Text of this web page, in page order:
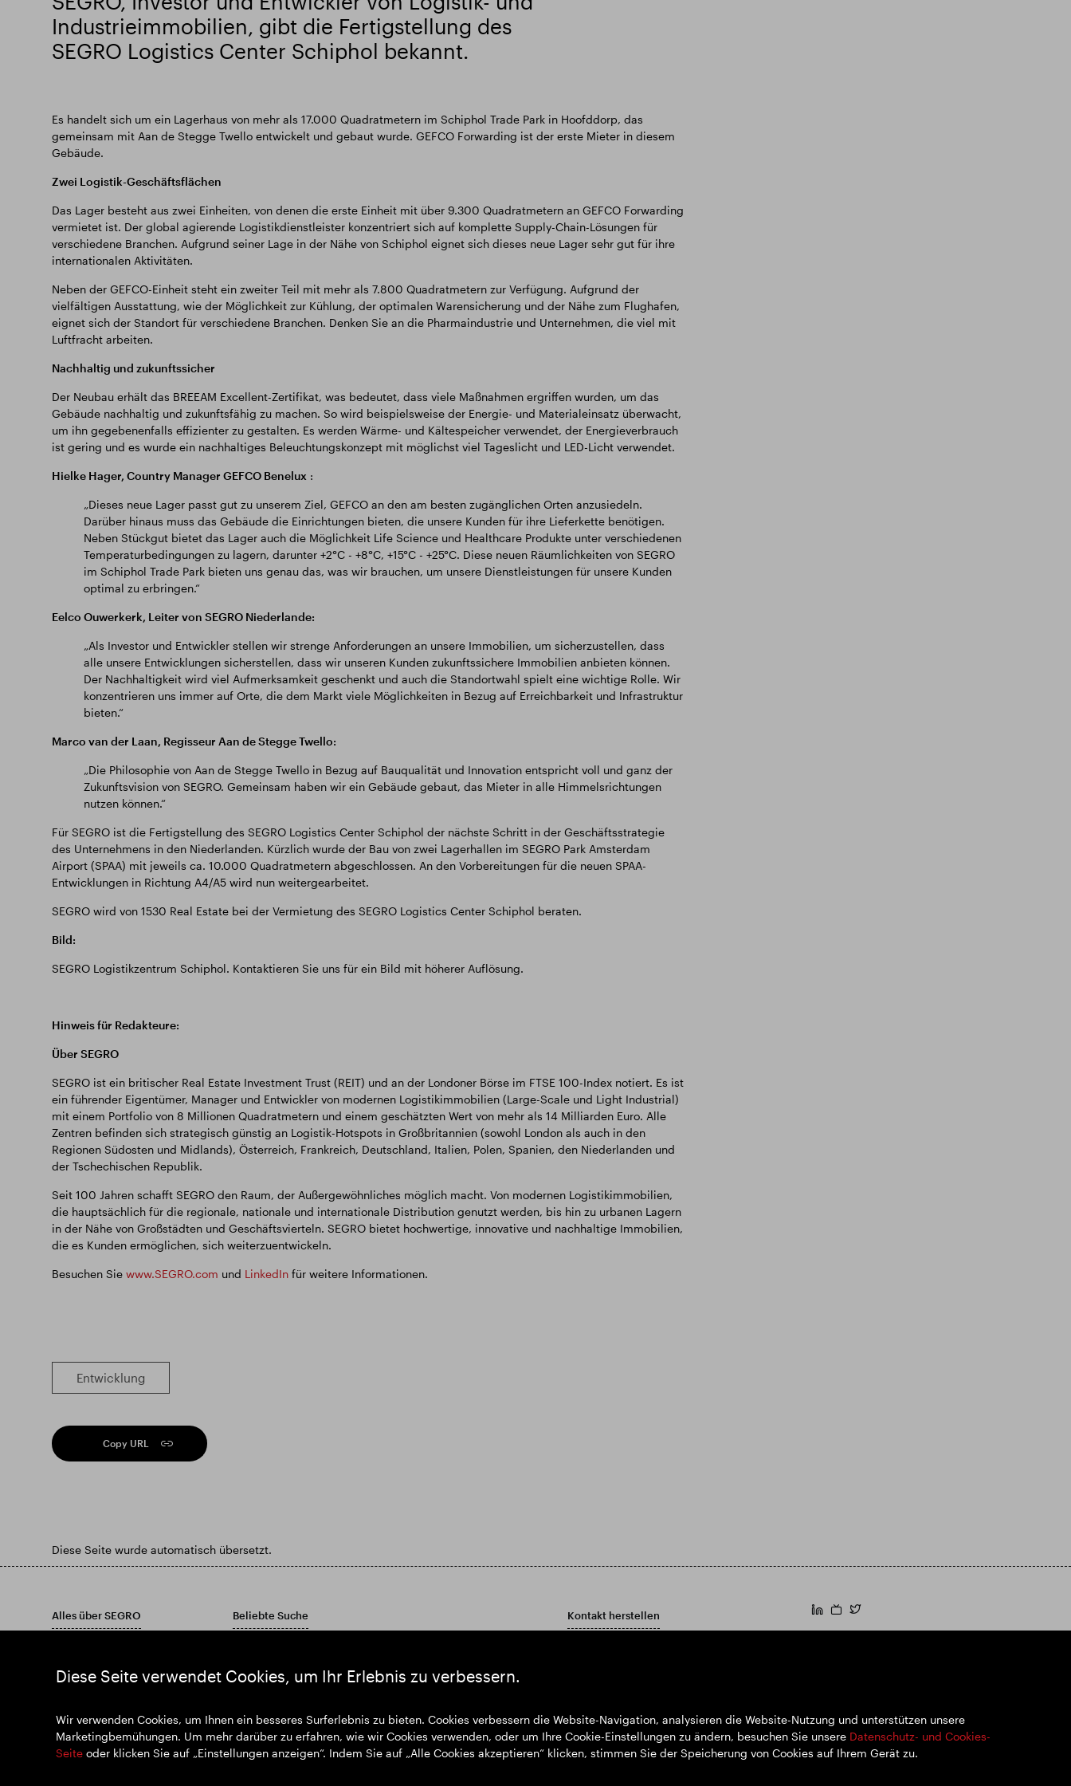
Diese Seite verwendet Cookies, um Ihr Erlebnis zu verbessern.
Wir verwenden Cookies, um Ihnen ein besseres Surferlebnis zu bieten. Cookies verbessern die Website-Navigation, analysieren die Website-Nutzung und unterstützen unsere
Marketingbemühungen. Um mehr darüber zu erfahren, wie wir Cookies verwenden, oder um Ihre Cookie-Einstellungen zu ändern, besuchen Sie unsere Datenschutz- und Cookies-
Seiteoder klicken Sie auf „Einstellungen anzeigen“. Indem Sie auf „Alle Cookies akzeptieren“ klicken, stimmen Sie der Speicherung von Cookies auf Ihrem Gerät zu.
Industrieimmobilien, gibt die Fertigstellung des
SEGRO Logistics Center Schiphol bekannt.
Es handelt sich um ein Lagerhaus von mehr als 17.000 Quadratmetern im Schiphol Trade Park in Hoofddorp, das
gemeinsam mit Aan de Stegge Twello entwickelt und gebaut wurde. GEFCO Forwarding ist der erste Mieter in diesem
Gebäude.
Zwei Logistik-Geschäftsflächen
Das Lager besteht aus zwei Einheiten, von denen die erste Einheit mit über 9.300 Quadratmetern an GEFCO Forwarding
vermietet ist. Der global agierende Logistikdienstleister konzentriert sich auf komplette Supply-Chain-Lösungen für
verschiedene Branchen. Aufgrund seiner Lage in der Nähe von Schiphol eignet sich dieses neue Lager sehr gut für ihre
internationalen Aktivitäten.
Neben der GEFCO-Einheit steht ein zweiter Teil mit mehr als 7.800 Quadratmetern zur Verfügung. Aufgrund der
vielfältigen Ausstattung, wie der Möglichkeit zur Kühlung, der optimalen Warensicherung und der Nähe zum Flughafen,
eignet sich der Standort für verschiedene Branchen. Denken Sie an die Pharmaindustrie und Unternehmen, die viel mit
Luftfracht arbeiten.
Nachhaltig und zukunftssicher
Der Neubau erhält das BREEAM Excellent-Zertifikat, was bedeutet, dass viele Maßnahmen ergriffen wurden, um das
Gebäude nachhaltig und zukunftsfähig zu machen. So wird beispielsweise der Energie- und Materialeinsatz überwacht,
um ihn gegebenenfalls effizienter zu gestalten. Es werden Wärme- und Kältespeicher verwendet, der Energieverbrauch
ist gering und es wurde ein nachhaltiges Beleuchtungskonzept mit möglichst viel Tageslicht und LED-Licht verwendet.
Hielke Hager, Country Manager GEFCO Benelux :
„Dieses neue Lager passt gut zu unserem Ziel, GEFCO an den am besten zugänglichen Orten anzusiedeln.
Darüber hinaus muss das Gebäude die Einrichtungen bieten, die unsere Kunden für ihre Lieferkette benötigen.
Neben Stückgut bietet das Lager auch die Möglichkeit Life Science und Healthcare Produkte unter verschiedenen
Temperaturbedingungen zu lagern, darunter +2°C - +8°C, +15°C - +25°C. Diese neuen Räumlichkeiten von SEGRO
im Schiphol Trade Park bieten uns genau das, was wir brauchen, um unsere Dienstleistungen für unsere Kunden
optimal zu erbringen.“
Eelco Ouwerkerk, Leiter von SEGRO Niederlande:
„Als Investor und Entwickler stellen wir strenge Anforderungen an unsere Immobilien, um sicherzustellen, dass
alle unsere Entwicklungen sicherstellen, dass wir unseren Kunden zukunftssichere Immobilien anbieten können.
Der Nachhaltigkeit wird viel Aufmerksamkeit geschenkt und auch die Standortwahl spielt eine wichtige Rolle. Wir
konzentrieren uns immer auf Orte, die dem Markt viele Möglichkeiten in Bezug auf Erreichbarkeit und Infrastruktur
bieten.“
Marco van der Laan, Regisseur Aan de Stegge Twello:
„Die Philosophie von Aan de Stegge Twello in Bezug auf Bauqualität und Innovation entspricht voll und ganz der
Zukunftsvision von SEGRO. Gemeinsam haben wir ein Gebäude gebaut, das Mieter in alle Himmelsrichtungen
nutzen können.“
Für SEGRO ist die Fertigstellung des SEGRO Logistics Center Schiphol der nächste Schritt in der Geschäftsstrategie
des Unternehmens in den Niederlanden. Kürzlich wurde der Bau von zwei Lagerhallen im SEGRO Park Amsterdam
Airport (SPAA) mit jeweils ca. 10.000 Quadratmetern abgeschlossen. An den Vorbereitungen für die neuen SPAA-
Entwicklungen in Richtung A4/A5 wird nun weitergearbeitet.
SEGRO wird von 1530 Real Estate bei der Vermietung des SEGRO Logistics Center Schiphol beraten.
Bild:
SEGRO Logistikzentrum Schiphol. Kontaktieren Sie uns für ein Bild mit höherer Auflösung.
Hinweis für Redakteure:
Über SEGRO
SEGRO ist ein britischer Real Estate Investment Trust (REIT) und an der Londoner Börse im FTSE 100-Index notiert. Es ist
ein führender Eigentümer, Manager und Entwickler von modernen Logistikimmobilien (Large-Scale und Light Industrial)
mit einem Portfolio von 8 Millionen Quadratmetern und einem geschätzten Wert von mehr als 14 Milliarden Euro. Alle
Zentren befinden sich strategisch günstig an Logistik-Hotspots in Großbritannien (sowohl London als auch in den
Regionen Südosten und Midlands), Österreich, Frankreich, Deutschland, Italien, Polen, Spanien, den Niederlanden und
der Tschechischen Republik.
Seit 100 Jahren schafft SEGRO den Raum, der Außergewöhnliches möglich macht. Von modernen Logistikimmobilien,
die hauptsächlich für die regionale, nationale und internationale Distribution genutzt werden, bis hin zu urbanen Lagern
in der Nähe von Großstädten und Geschäftsvierteln. SEGRO bietet hochwertige, innovative und nachhaltige Immobilien,
die es Kunden ermöglichen, sich weiterzuentwickeln.
Besuchen Sie www.SEGRO.com und LinkedInfür weitere Informationen.
Entwicklung
Copy URL
Diese Seite wurde automatisch übersetzt.
Alles über SEGRO
Einblicke
Begleiten Sie uns
Beliebte Suche
Laden Sie unseren Jahresbericht und Jahresabschluss herunter
Kontakt herstellen https://www.linkedin.com/
https://www.youtube.com/
https://twitter.com/segroplc
Registrierungsort: England & Wales